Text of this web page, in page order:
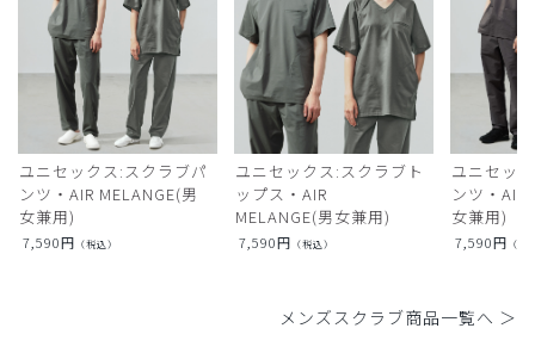
ユニセックス:スクラブパ
ンツ・AIR MELANGE(男
女兼用)
7,590円 （税込）
ユニセックス:スクラブト
ップス・AIR
MELANGE(男女兼用)
7,590円 （税込）
ユニセッ
ンツ・AIR
女兼用)
7,590円 （税
メンズスクラブ商品一覧へ ＞